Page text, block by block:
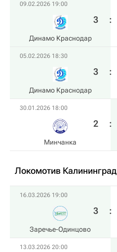
09.02.2026 19:00
Динамо Краснодар
3 :
05.02.2026 18:30
Динамо Краснодар
3 :
30.01.2026 18:00
Минчанка
2 :
Локомотив Калининград
16.03.2026 19:00
Заречье-Одинцово
3 :
13.03.2026 20:00